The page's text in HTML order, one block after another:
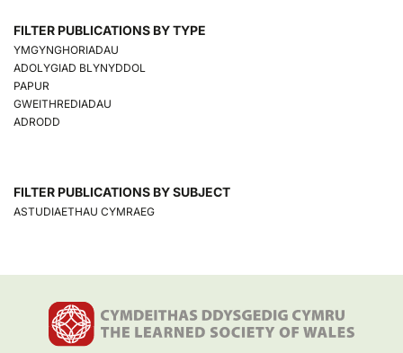
FILTER PUBLICATIONS BY TYPE
YMGYNGHORIADAU
ADOLYGIAD BLYNYDDOL
PAPUR
GWEITHREDIADAU
ADRODD
FILTER PUBLICATIONS BY SUBJECT
ASTUDIAETHAU CYMRAEG